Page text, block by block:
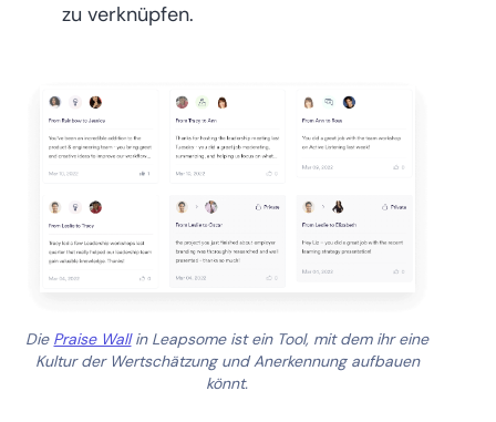
zu verknüpfen.
Die Praise Wallin Leapsome ist ein Tool, mit dem ihr eine
Kultur der Wertschätzung und Anerkennung aufbauen
könnt.